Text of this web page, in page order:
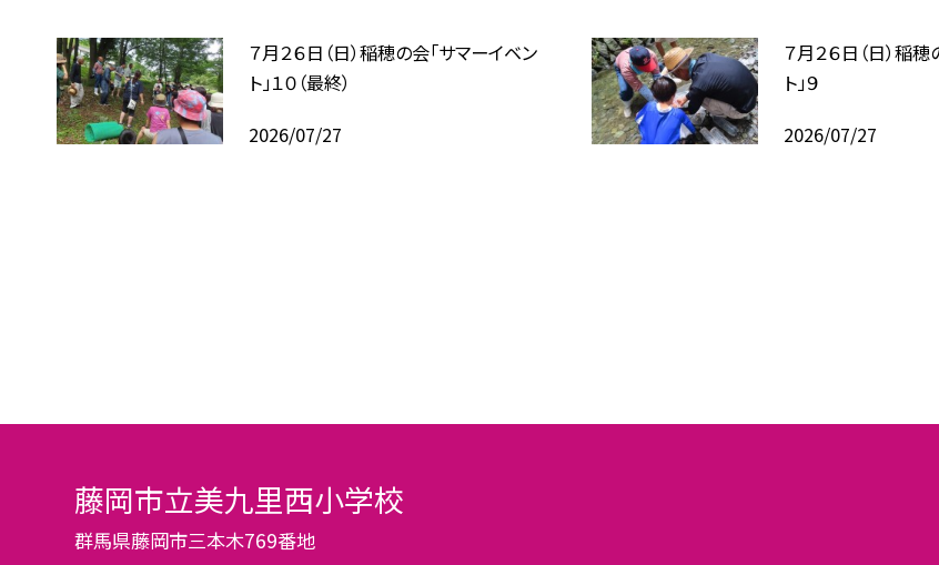
７月２６日（日）稲穂の会「サマーイベン
ト」１０（最終）
2026/07/27
７月２６日（日）稲
ト」９
2026/07/27
藤岡市立美九里西小学校
群馬県藤岡市三本木769番地